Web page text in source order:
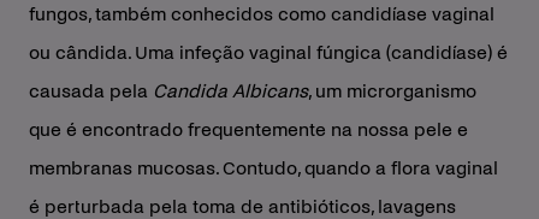
fungos, também conhecidos como candidíase vaginal
ou cândida. Uma infeção vaginal fúngica (candidíase) é
causada pela Candida Albicans, um microrganismo
que é encontrado frequentemente na nossa pele e
membranas mucosas. Contudo, quando a flora vaginal
é perturbada pela toma de antibióticos, lavagens